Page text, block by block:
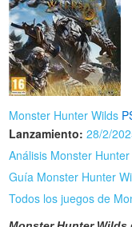
Monster Hunter Wilds
Lanzamiento: 28/2/
Análisis Monster
Guía Monster Hunter
Todos los juegos de